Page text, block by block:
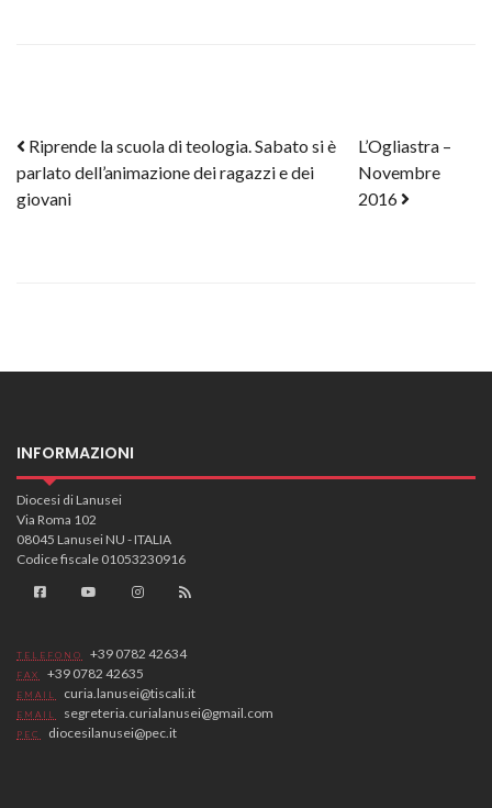
Post navigation
Riprende la scuola di teologia. Sabato si è
parlato dell’animazione dei ragazzi e dei
giovani
L’Ogliastra –
Novembre
2016
INFORMAZIONI
Diocesi di Lanusei
Via Roma 102
08045 Lanusei NU - ITALIA
Codice fiscale 01053230916
TELEFONO +39 0782 42634
FAX +39 0782 42635
EMAIL curia.lanusei@tiscali.it
EMAIL segreteria.curialanusei@gmail.com
PEC diocesilanusei@pec.it